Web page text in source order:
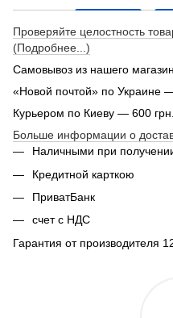
Проверяйте целостность
(Подробнее...)
Самовывоз из нашего
«Новой почтой» по Украине
Курьером по Киеву — 600 грн.
Больше информации о
Наличными при
Кредитной карткою
ПриватБанк
счет с НДС
Гарантия от производителя